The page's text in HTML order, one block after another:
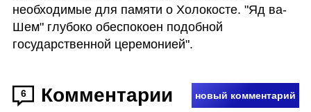
необходимые для памяти о Холокосте. "Яд ва-
Шем" глубоко обеспокоен подобной
государственной церемонией".
6 Комментарии новый комментарий